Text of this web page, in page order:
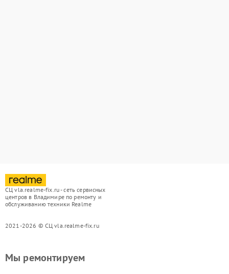
СЦ vla.realme-fix.ru - сеть сервисных
центров в Владимире по ремонту и
обслуживанию техники Realme
2021-2026 © СЦ vla.realme-fix.ru
Мы ремонтируем